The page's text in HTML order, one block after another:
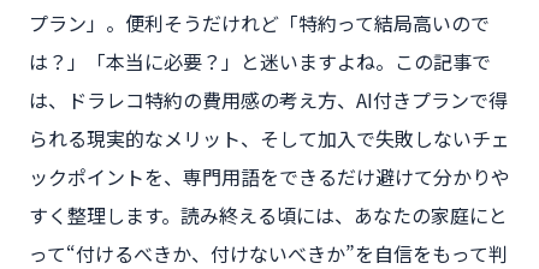
プラン」。便利そうだけれど「特約って結局高いので
は？」「本当に必要？」と迷いますよね。この記事で
は、ドラレコ特約の費用感の考え方、AI付きプランで得
られる現実的なメリット、そして加入で失敗しないチェ
ックポイントを、専門用語をできるだけ避けて分かりや
すく整理します。読み終える頃には、あなたの家庭にと
って“付けるべきか、付けないべきか”を自信をもって判